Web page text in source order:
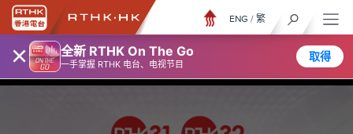
× 全新 RTHK On The Go
一手掌握 RTHK 电台、电视节目
取得
ENG / 繁